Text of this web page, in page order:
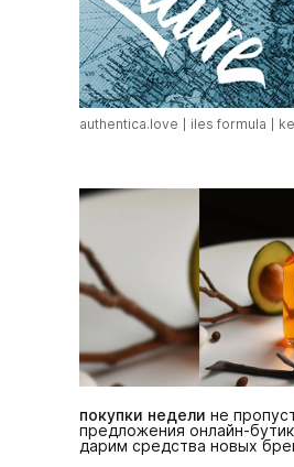
authentica.love iles formula
покупки недели не
предложения онлайн-
дарим средства новых